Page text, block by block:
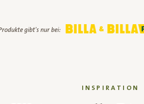
gibt's nur bei:
INSPIRATION